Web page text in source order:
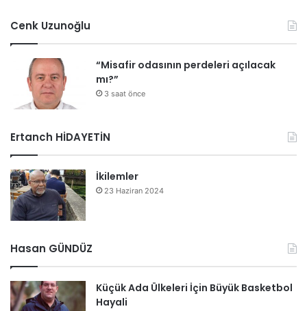
Cenk Uzunoğlu
“Misafir odasının perdeleri açılacak
mı?”
3 saat önce
Ertanch HİDAYETİN
İkilemler
23 Haziran 2024
Hasan GÜNDÜZ
Küçük Ada Ülkeleri İçin Büyük Basketbol
Hayali